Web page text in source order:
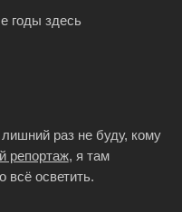
годы здесь
раз не буду, кому
репортаж, я там
всё осветить.